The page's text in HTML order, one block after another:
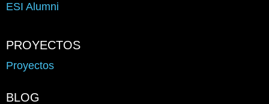
ESI Alumni
PROYECTOS
Proyectos
BLOG